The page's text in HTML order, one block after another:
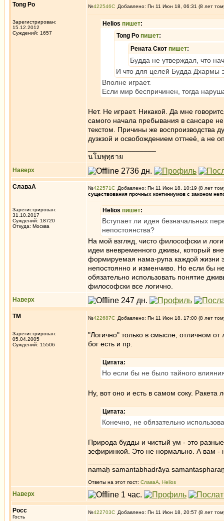
Tong Po
Зарегистрирован:
15.12.2012
Суждений: 1657
№422546 Добавлено: Пн 11 Июн 18, 06:31 (8 лет
Helios пишет:
Tong Po пишет:
Рената Скот пишет:
Будда не утверждал, что
И что для целей Будда Дхармы
Вполне играет.
Если мир беспричинен, тогда
Нет. Не играет. Никакой. Да мне
самого начала пребывания в сансаре
текстом. Причины же воспроизводства
дузкзой и освобождением оттнеё, а не
นโมพุทฺธาย
Наверх
СлаваА
Зарегистрирован:
31.10.2017
Суждений: 18720
Откуда: Москва
№422571
Добавлено: Пн 11 Июн 18, 10:19 (8 лет
существования прочных континиумов с законом
Helios пишет:
Вступает ли идея безначальных
непостоянства?
На мой взгляд, чисто философски и
идеи вневременного дживы, который
формируемая нама-рупа каждой жизни
непостоянно и изменчиво. Но если бы
обязательно использовать понятие
философски все логично.
Наверх
ТМ
Зарегистрирован:
05.04.2005
Суждений: 15506
№422687 Добавлено: Пн 11 Июн 18, 17:00 (8 лет
"Логично" только в смысле, отличном
бог есть и пр.
Цитата:
Но если бы не было тайного
Ну, вот оно и есть в самом соку. Ракета
Цитата:
Конечно, не обязательно
Природа будды и чистый ум - это
зефиринкой. Это не нормально. А вам -
namaḥ samantabhadrāya
Ответы на этот пост: СлаваА Helios
Наверх
Росс
Гость
№422703 Добавлено: Пн 11 Июн 18, 20:57 (8 лет